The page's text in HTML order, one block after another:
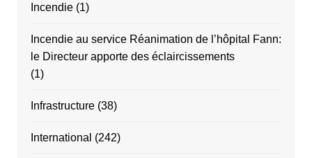
Incendie(1)
Incendie au service Réanimation de l’hôpital Fann:
le Directeur apporte des éclaircissements
(1)
Infrastructure(38)
International (242)